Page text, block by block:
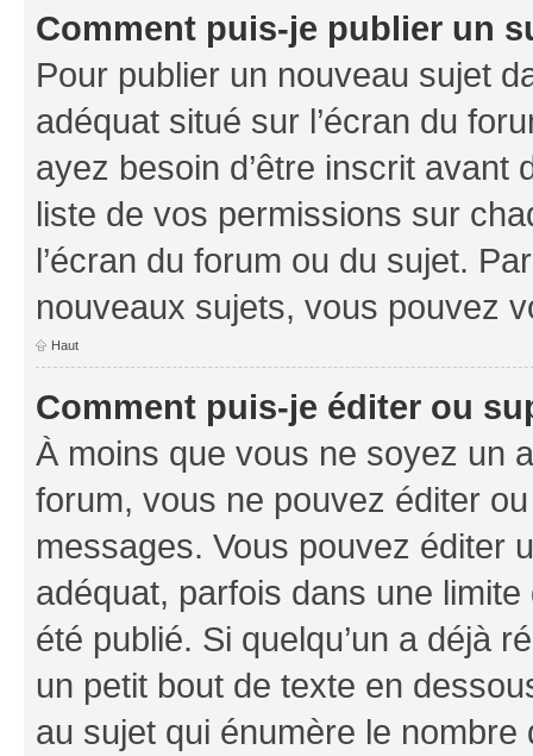
Comment puis-je publier un
Pour publier un nouveau sujet
adéquat situé sur l’écran du
ayez besoin d’être inscrit
liste de vos permissions sur
l’écran du forum ou du sujet.
nouveaux sujets, vous pouvez
Haut
Comment puis-je éditer ou
À moins que vous ne soyez un
forum, vous ne pouvez éditer
messages. Vous pouvez éditer
adéquat, parfois dans une
été publié. Si quelqu’un a déjà
un petit bout de texte en
au sujet qui énumère le nombre